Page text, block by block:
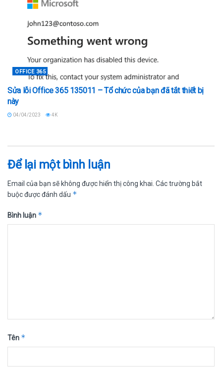
OFFICE 365
Sửa lỗi Office 365 135011 – Tổ chức của bạn đã tắt thiết bị
này
04/04/2023 4K
Để lại một bình luận
Email của bạn sẽ không được hiển thị công khai. Các trường bắt
buộc được đánh dấu *
Bình luận *
Tên *